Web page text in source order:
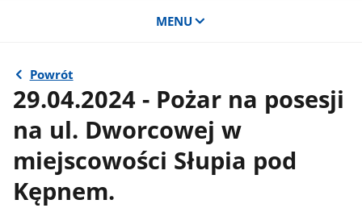
MENU
Powrót
29.04.2024 - Pożar na posesji
na ul. Dworcowej w
miejscowości Słupia pod
Kępnem.